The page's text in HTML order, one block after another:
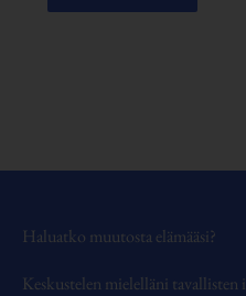
Haluatko muutosta elämääsi?
Keskustelen mielelläni tavallisten